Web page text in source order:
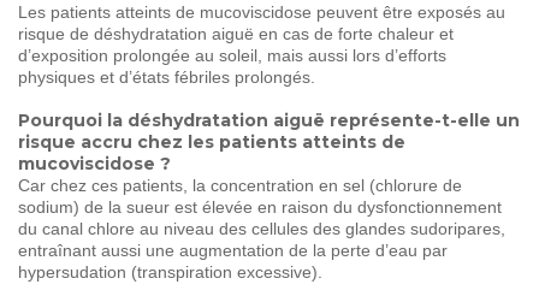
Les patients atteints de mucoviscidose peuvent être exposés au
risque de déshydratation aiguë en cas de forte chaleur et
d’exposition prolongée au soleil, mais aussi lors d’efforts
physiques et d’états fébriles prolongés.
Pourquoi la déshydratation aiguë représente-t-elle un
risque accru chez les patients atteints de
mucoviscidose ?
Car chez ces patients, la concentration en sel (chlorure de
sodium) de la sueur est élevée en raison du dysfonctionnement
du canal chlore au niveau des cellules des glandes sudoripares,
entraînant aussi une augmentation de la perte d’eau par
hypersudation (transpiration excessive).